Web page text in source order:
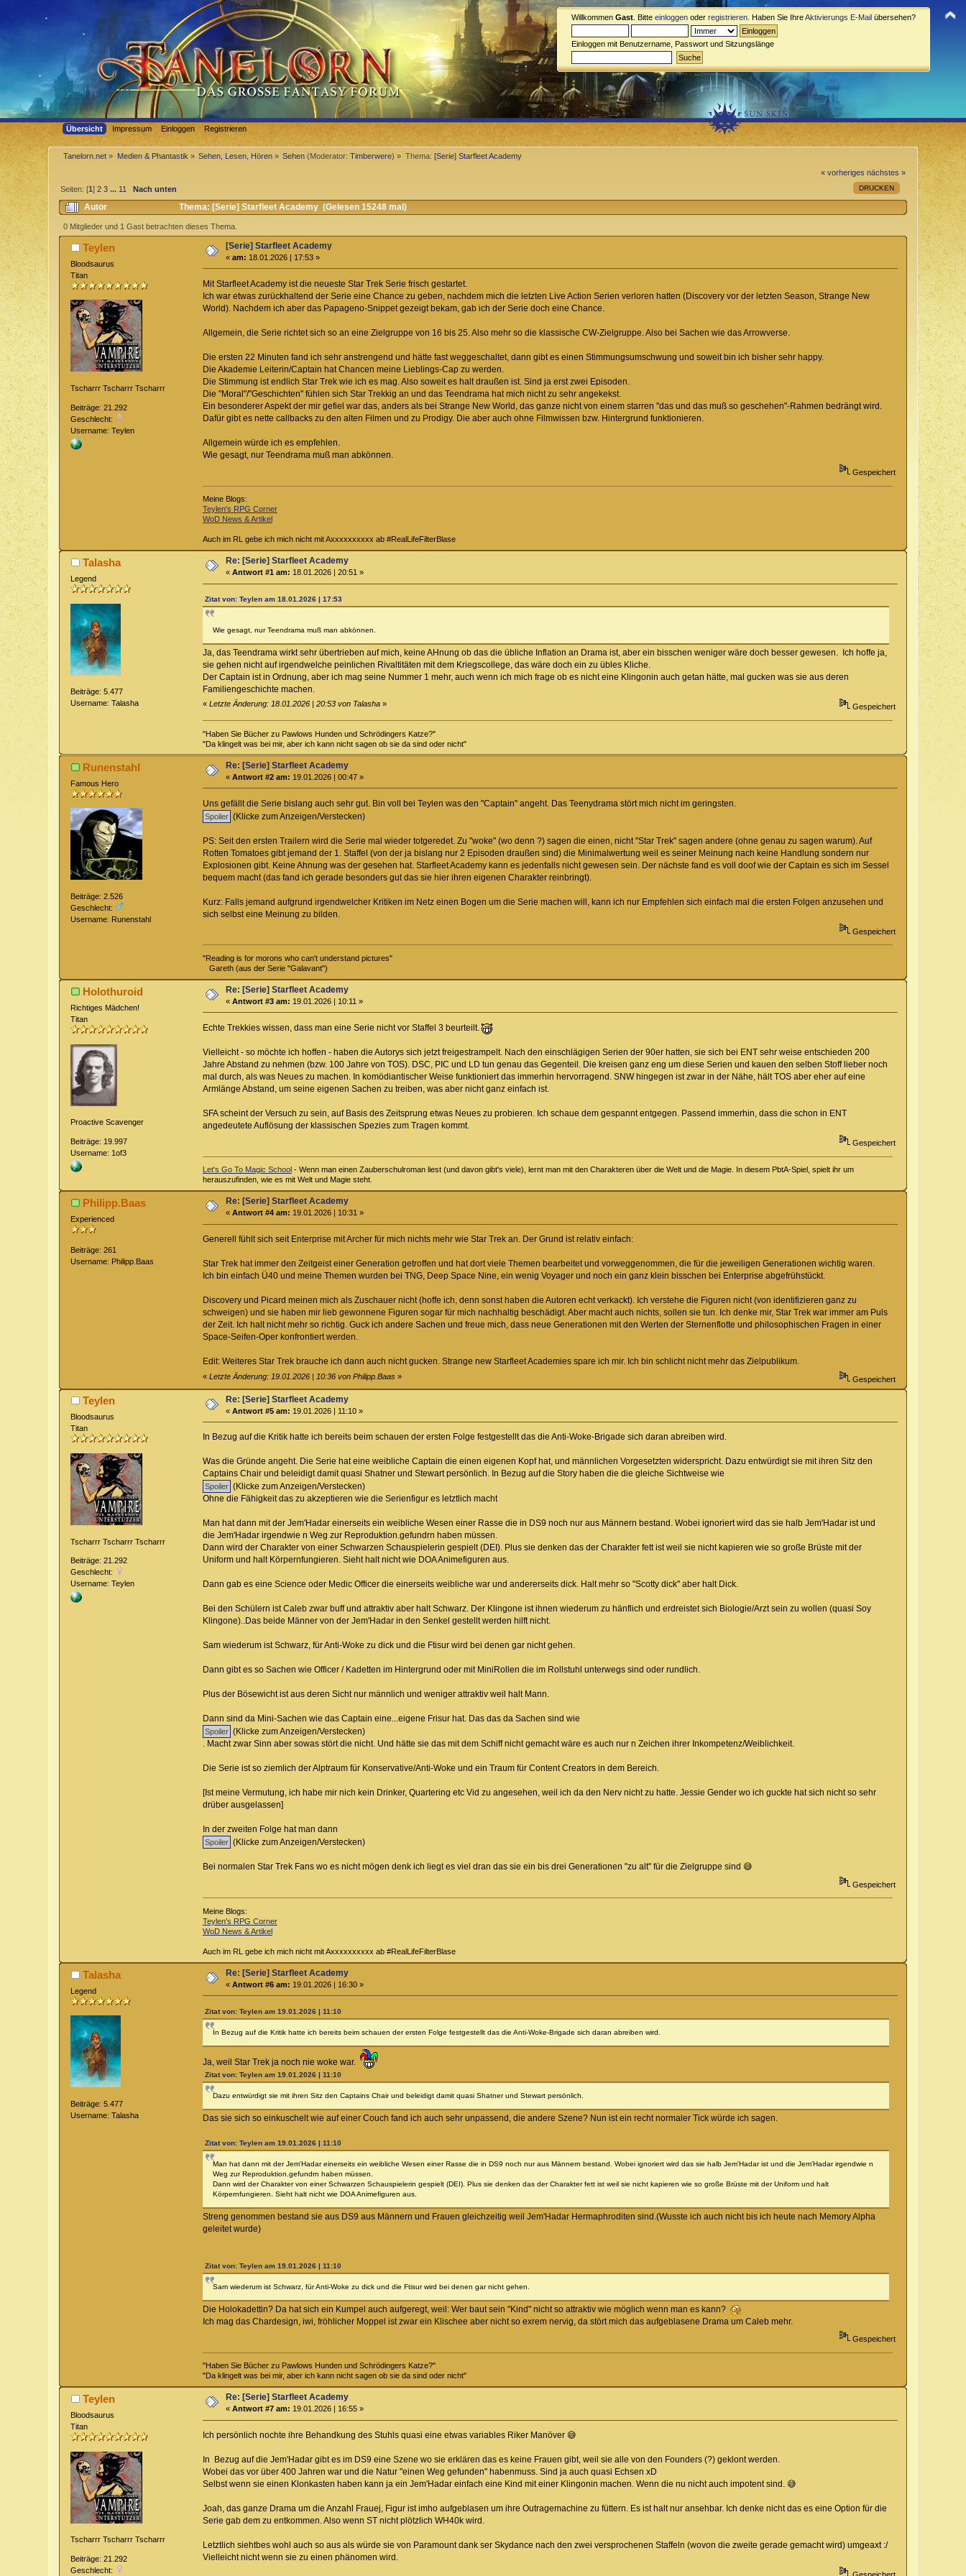
Willkommen Gast . Bitte einloggen oder registrieren . Haben Sie IhreAktivierungs E-Mail übersehen?
Einloggen mit Benutzername, Passwort und Sitzungslänge
Übersicht Impressum Einloggen Registrieren
Tanelorn.net » Medien & Phantastik » Sehen, Lesen, Hören » Sehen (Moderator:Timberwere) » Thema: [Serie] Starfleet Academy
« vorheriges nächstes »
DRUCKEN
Seiten: [1]2 3 ... 11 Nach unten
Autor Thema: [Serie] Starfleet Academy (Gelesen 15248 mal)
0 Mitglieder und 1 Gast betrachten dieses Thema.
Teylen
Bloodsaurus
Titan
Tscharrr Tscharrr Tscharrr
Beiträge: 21.292
Geschlecht:
Username: Teylen
[Serie] Starfleet Academy
«am: 18.01.2026 | 17:53 »
Mit Starfleet Academy ist die neueste Star Trek Serie frisch gestartet.
Ich war etwas zurückhaltend der Serie eine Chance zu geben, nachdem mich die letzten Live Action Serien verloren hatten (Discovery vor der letzten Season, Strange New
World). Nachdem ich aber das Papageno-Snippet gezeigt bekam, gab ich der Serie doch eine Chance.
Allgemein, die Serie richtet sich so an eine Zielgruppe von 16 bis 25. Also mehr so die klassische CW-Zielgruppe. Also bei Sachen wie das Arrowverse.
Die ersten 22 Minuten fand ich sehr anstrengend und hätte fast weggeschaltet, dann gibt es einen Stimmungsumschwung und soweit bin ich bisher sehr happy.
Die Akademie Leiterin/Captain hat Chancen meine Lieblings-Cap zu werden.
Die Stimmung ist endlich Star Trek wie ich es mag. Also soweit es halt draußen ist. Sind ja erst zwei Episoden.
Die "Moral"/"Geschichten" fühlen sich Star Trekkig an und das Teendrama hat mich nicht zu sehr angekekst.
Ein besonderer Aspekt der mir gefiel war das, anders als bei Strange New World, das ganze nicht von einem starren "das und das muß so geschehen"-Rahmen bedrängt wird.
Dafür gibt es nette callbacks zu den alten Filmen und zu Prodigy. Die aber auch ohne Filmwissen bzw. Hintergrund funktionieren.
Allgemein würde ich es empfehlen.
Wie gesagt, nur Teendrama muß man abkönnen.
Gespeichert
Meine Blogs:
Teylen's RPG Corner
WoD News & Artikel
Auch im RL gebe ich mich nicht mit Axxxxxxxxxx ab #RealLifeFilterBlase
Talasha
Legend
Beiträge: 5.477
Username: Talasha
Re: [Serie] Starfleet Academy
«Antwort #1 am: 18.01.2026 | 20:51 »
Zitat von: Teylen am 18.01.2026 | 17:53
Wie gesagt, nur Teendrama muß man abkönnen.
Ja, das Teendrama wirkt sehr übertrieben auf mich, keine AHnung ob das die übliche Inflation an Drama ist, aber ein bisschen weniger wäre doch besser gewesen. Ich hoffe ja,
sie gehen nicht auf irgendwelche peinlichen Rivaltitäten mit dem Kriegscollege, das wäre doch ein zu übles Kliche.
Der Captain ist in Ordnung, aber ich mag seine Nummer 1 mehr, auch wenn ich mich frage ob es nicht eine Klingonin auch getan hätte, mal gucken was sie aus deren
Familiengeschichte machen.
« Letzte Änderung: 18.01.2026 | 20:53 von Talasha» Gespeichert
"Haben Sie Bücher zu Pawlows Hunden und Schrödingers Katze?"
"Da klingelt was bei mir, aber ich kann nicht sagen ob sie da sind oder nicht"
Runenstahl
Famous Hero
Beiträge: 2.526
Geschlecht:
Username: Runenstahl
Re: [Serie] Starfleet Academy
«Antwort #2 am: 19.01.2026 | 00:47 »
Uns gefällt die Serie bislang auch sehr gut. Bin voll bei Teylen was den "Captain" angeht. Das Teenydrama stört mich nicht im geringsten.
(Klicke zum Anzeigen/Verstecken)
PS: Seit den ersten Trailern wird die Serie mal wieder totgeredet. Zu "woke" (wo denn ?) sagen die einen, nicht "Star Trek" sagen andere (ohne genau zu sagen warum). Auf
Rotten Tomatoes gibt jemand der 1. Staffel (von der ja bislang nur 2 Episoden draußen sind) die Minimalwertung weil es seiner Meinung nach keine Handlung sondern nur
Explosionen gibt. Keine Ahnung was der gesehen hat. Starfleet Academy kann es jedenfalls nicht gewesen sein. Der nächste fand es voll doof wie der Captain es sich im Sessel
bequem macht (das fand ich gerade besonders gut das sie hier ihren eigenen Charakter reinbringt).
Kurz: Falls jemand aufgrund irgendwelcher Kritiken im Netz einen Bogen um die Serie machen will, kann ich nur Empfehlen sich einfach mal die ersten Folgen anzusehen und
sich selbst eine Meinung zu bilden.
Gespeichert
"Reading is for morons who can't understand pictures"
Gareth (aus der Serie "Galavant")
Holothuroid
Richtiges Mädchen!
Titan
Proactive Scavenger
Beiträge: 19.997
Username: 1of3
Re: [Serie] Starfleet Academy
«Antwort #3 am: 19.01.2026 | 10:11 »
Echte Trekkies wissen, dass man eine Serie nicht vor Staffel 3 beurteilt.
Vielleicht - so möchte ich hoffen - haben die Autorys sich jetzt freigestrampelt. Nach den einschlägigen Serien der 90er hatten, sie sich bei ENT sehr weise entschieden 200
Jahre Abstand zu nehmen (bzw. 100 Jahre von TOS). DSC, PIC und LD tun genau das Gegenteil. Die kreisen ganz eng um diese Serien und kauen den selben Stoff lieber noch
mal durch, als was Neues zu machen. In komödiantischer Weise funktioniert das immerhin hervorragend. SNW hingegen ist zwar in der Nähe, hält TOS aber eher auf eine
Armlänge Abstand, um seine eigenen Sachen zu treiben, was aber nicht ganz einfach ist.
SFA scheint der Versuch zu sein, auf Basis des Zeitsprung etwas Neues zu probieren. Ich schaue dem gespannt entgegen. Passend immerhin, dass die schon in ENT
angedeutete Auflösung der klassischen Spezies zum Tragen kommt.
Gespeichert
Let's Go To Magic School - Wenn man einen Zauberschulroman liest (und davon gibt's viele), lernt man mit den Charakteren über die Welt und die Magie. In diesem PbtA-Spiel, spielt ihr um
herauszufinden, wie es mit Welt und Magie steht.
Philipp.Baas
Experienced
Beiträge: 261
Username: Philipp.Baas
Re: [Serie] Starfleet Academy
«Antwort #4 am: 19.01.2026 | 10:31 »
Generell fühlt sich seit Enterprise mit Archer für mich nichts mehr wie Star Trek an. Der Grund ist relativ einfach:
Star Trek hat immer den Zeitgeist einer Generation getroffen und hat dort viele Themen bearbeitet und vorweggenommen, die für die jeweiligen Generationen wichtig waren.
Ich bin einfach Ü40 und meine Themen wurden bei TNG, Deep Space Nine, ein wenig Voyager und noch ein ganz klein bisschen bei Enterprise abgefrühstückt.
Discovery und Picard meinen mich als Zuschauer nicht (hoffe ich, denn sonst haben die Autoren echt verkackt). Ich verstehe die Figuren nicht (von identifizieren ganz zu
schweigen) und sie haben mir lieb gewonnene Figuren sogar für mich nachhaltig beschädigt. Aber macht auch nichts, sollen sie tun. Ich denke mir, Star Trek war immer am Puls
der Zeit. Ich halt nicht mehr so richtig. Guck ich andere Sachen und freue mich, dass neue Generationen mit den Werten der Sternenflotte und philosophischen Fragen in einer
Space-Seifen-Oper konfrontiert werden.
Edit: Weiteres Star Trek brauche ich dann auch nicht gucken. Strange new Starfleet Academies spare ich mir. Ich bin schlicht nicht mehr das Zielpublikum.
« Letzte Änderung: 19.01.2026 | 10:36 von Philipp.Baas» Gespeichert
Teylen
Bloodsaurus
Titan
Tscharrr Tscharrr Tscharrr
Beiträge: 21.292
Geschlecht:
Username: Teylen
Re: [Serie] Starfleet Academy
«Antwort #5 am: 19.01.2026 | 11:10 »
In Bezug auf die Kritik hatte ich bereits beim schauen der ersten Folge festgestellt das die Anti-Woke-Brigade sich daran abreiben wird.
Was die Gründe angeht. Die Serie hat eine weibliche Captain die einen eigenen Kopf hat, und männlichen Vorgesetzten widerspricht. Dazu entwürdigt sie mit ihren Sitz den
Captains Chair und beleidigt damit quasi Shatner und Stewart persönlich. In Bezug auf die Story haben die die gleiche Sichtweise wie
(Klicke zum Anzeigen/Verstecken)
Ohne die Fähigkeit das zu akzeptieren wie die Serienfigur es letztlich macht
Man hat dann mit der Jem'Hadar einerseits ein weibliche Wesen einer Rasse die in DS9 noch nur aus Männern bestand. Wobei ignoriert wird das sie halb Jem'Hadar ist und
die Jem'Hadar irgendwie n Weg zur Reproduktion.gefundrn haben müssen.
Dann wird der Charakter von einer Schwarzen Schauspielerin gespielt (DEI). Plus sie denken das der Charakter fett ist weil sie nicht kapieren wie so große Brüste mit der
Uniform und halt Körpernfungieren. Sieht halt nicht wie DOA Animefiguren aus.
Dann gab es eine Science oder Medic Officer die einerseits weibliche war und andererseits dick. Halt mehr so "Scotty dick" aber halt Dick.
Bei den Schülern ist Caleb zwar buff und attraktiv aber halt Schwarz. Der Klingone ist ihnen wiederum zu hänflich und erdreistet sich Biologie/Arzt sein zu wollen (quasi Soy
Klingone)..Das beide Männer von der Jem'Hadar in den Senkel gestellt werden hilft nicht.
Sam wiederum ist Schwarz, für Anti-Woke zu dick und die Ftisur wird bei denen gar nicht gehen.
Dann gibt es so Sachen wie Officer / Kadetten im Hintergrund oder mit MiniRollen die im Rollstuhl unterwegs sind oder rundlich.
Plus der Bösewicht ist aus deren Sicht nur männlich und weniger attraktiv weil halt Mann.
Dann sind da Mini-Sachen wie das Captain eine...eigene Frisur hat. Das das da Sachen sind wie
(Klicke zum Anzeigen/Verstecken)
. Macht zwar Sinn aber sowas stört die nicht. Und hätte sie das mit dem Schiff nicht gemacht wäre es auch nur n Zeichen ihrer Inkompetenz/Weiblichkeit.
Die Serie ist so ziemlich der Alptraum für Konservative/Anti-Woke und ein Traum für Content Creators in dem Bereich.
[Ist meine Vermutung, ich habe mir nich kein Drinker, Quartering etc Vid zu angesehen, weil ich da den Nerv nicht zu hatte. Jessie Gender wo ich guckte hat sich nicht so sehr
drüber ausgelassen]
In der zweiten Folge hat man dann
(Klicke zum Anzeigen/Verstecken)
Bei normalen Star Trek Fans wo es nicht mögen denk ich liegt es viel dran das sie ein bis drei Generationen "zu alt" für die Zielgruppe sind 😅
Gespeichert
Meine Blogs:
Teylen's RPG Corner
WoD News & Artikel
Auch im RL gebe ich mich nicht mit Axxxxxxxxxx ab #RealLifeFilterBlase
Talasha
Legend
Beiträge: 5.477
Username: Talasha
Re: [Serie] Starfleet Academy
«Antwort #6 am: 19.01.2026 | 16:30 »
Zitat von: Teylen am 19.01.2026 | 11:10
In Bezug auf die Kritik hatte ich bereits beim schauen der ersten Folge festgestellt das die Anti-Woke-Brigade sich daran abreiben wird.
Ja, weil Star Trek ja noch nie woke war.
Zitat von: Teylen am 19.01.2026 | 11:10
Dazu entwürdigt sie mit ihren Sitz den Captains Chair und beleidigt damit quasi Shatner und Stewart persönlich.
Das sie sich so einkuschelt wie auf einer Couch fand ich auch sehr unpassend, die andere Szene? Nun ist ein recht normaler Tick würde ich sagen.
Zitat von: Teylen am 19.01.2026 | 11:10
Man hat dann mit der Jem'Hadar einerseits ein weibliche Wesen einer Rasse die in DS9 noch nur aus Männern bestand. Wobei ignoriert wird das sie halb Jem'Hadar ist und die Jem'Hadar irgendwie n
Weg zur Reproduktion.gefundrn haben müssen.
Dann wird der Charakter von einer Schwarzen Schauspielerin gespielt (DEI). Plus sie denken das der Charakter fett ist weil sie nicht kapieren wie so große Brüste mit der Uniform und halt
Körpernfungieren. Sieht halt nicht wie DOA Animefiguren aus.
Streng genommen bestand sie aus DS9 aus Männern und Frauen gleichzeitig weil Jem'Hadar Hermaphroditen sind.(Wusste ich auch nicht bis ich heute nach Memory Alpha
geleitet wurde)
Zitat von: Teylen am 19.01.2026 | 11:10
Sam wiederum ist Schwarz, für Anti-Woke zu dick und die Ftisur wird bei denen gar nicht gehen.
Die Holokadettin? Da hat sich ein Kumpel auch aufgeregt, weil: Wer baut sein "Kind" nicht so attraktiv wie möglich wenn man es kann?
Ich mag das Chardesign, iwi, fröhlicher Moppel ist zwar ein Klischee aber nicht so exrem nervig, da stört mich das aufgeblasene Drama um Caleb mehr.
Gespeichert
"Haben Sie Bücher zu Pawlows Hunden und Schrödingers Katze?"
"Da klingelt was bei mir, aber ich kann nicht sagen ob sie da sind oder nicht"
Teylen
Bloodsaurus
Titan
Tscharrr Tscharrr Tscharrr
Beiträge: 21.292
Geschlecht:
Re: [Serie] Starfleet Academy
«Antwort #7 am: 19.01.2026 | 16:55 »
Ich persönlich nochte ihre Behandkung des Stuhls quasi eine etwas variables Riker Manöver 😅
In Bezug auf die Jem'Hadar gibt es im DS9 eine Szene wo sie erklären das es keine Frauen gibt, weil sie alle von den Founders (?) geklont werden.
Wobei das vor über 400 Jahren war und die Natur "einen Weg gefunden" habenmuss. Sind ja auch quasi Echsen xD
Selbst wenn sie einen Klonkasten haben kann ja ein Jem'Hadar einfach eine Kind mit einer Klingonin machen. Wenn die nu nicht auch impotent sind. 😅
Joah, das ganze Drama um die Anzahl Frauej, Figur ist imho aufgeblasen um ihre Outragemachine zu füttern. Es ist halt nur ansehbar. Ich denke nicht das es eine Option für die
Serie gab dem zu entkommen. Also wenn ST nicht plötzlich WH40k wird.
Letztlich siehtbes wohl auch so aus als würde sie von Paramount dank ser Skydance nach den zwei versprochenen Staffeln (wovon die zweite gerade gemacht wird) umgeaxt :/
Vielleicht nicht wenn sie zu einen phänomen wird.